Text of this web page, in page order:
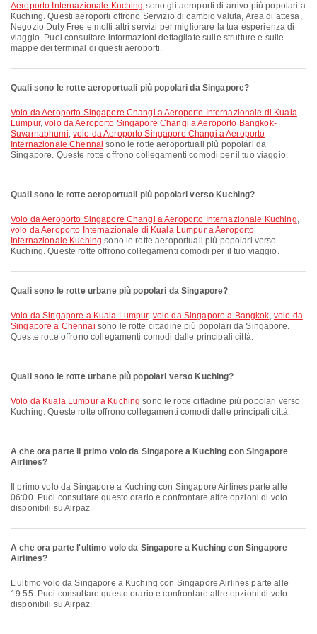
Aeroporto Internazionale Kuching sono gli aeroporti di arrivo più popolari a
Kuching. Questi aeroporti offrono Servizio di cambio valuta, Area di attesa,
Negozio Duty Free e molti altri servizi per migliorare la tua esperienza di
viaggio. Puoi consultare informazioni dettagliate sulle strutture e sulle
mappe dei terminal di questi aeroporti.
Quali sono le rotte aeroportuali più popolari da Singapore?
volo da Aeroporto Singapore Changi a Aeroporto Internazionale di Kuala
Lumpur,volo da Aeroporto Singapore Changi a Aeroporto Bangkok-
Suvarnabhumi, volo da Aeroporto Singapore Changi a Aeroporto
Internazionale Chennai sono le rotte aeroportuali più popolari da
Singapore. Queste rotte offrono collegamenti comodi per il tuo viaggio.
Quali sono le rotte aeroportuali più popolari verso Kuching?
volo da Aeroporto Singapore Changi a Aeroporto Internazionale Kuching,
volo da Aeroporto Internazionale di Kuala Lumpur a Aeroporto
Internazionale Kuching sono le rotte aeroportuali più popolari verso
Kuching. Queste rotte offrono collegamenti comodi per il tuo viaggio.
Quali sono le rotte urbane più popolari da Singapore?
volo da Singapore a Kuala Lumpur, volo da Singapore a Bangkok, volo da
Singapore a Chennai sono le rotte cittadine più popolari da Singapore.
Queste rotte offrono collegamenti comodi dalle principali città.
Quali sono le rotte urbane più popolari verso Kuching?
volo da Kuala Lumpur a Kuching sono le rotte cittadine più popolari verso
Kuching. Queste rotte offrono collegamenti comodi dalle principali città.
A che ora parte il primo volo da Singapore a Kuching con Singapore
Airlines?
06:00. Puoi consultare questo orario e confrontare altre opzioni di volo
disponibili su Airpaz.
A che ora parte l'ultimo volo da Singapore a Kuching con Singapore
Airlines?
L’ultimo volo da Singapore a Kuching con Singapore Airlines parte alle
19:55. Puoi consultare questo orario e confrontare altre opzioni di volo
disponibili su Airpaz.